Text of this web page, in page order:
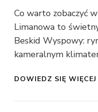
Co warto zobaczyć
Limanowa to
Beskid Wyspowy:
kameralnym
DOWIEDZ SIĘ WIĘCEJ